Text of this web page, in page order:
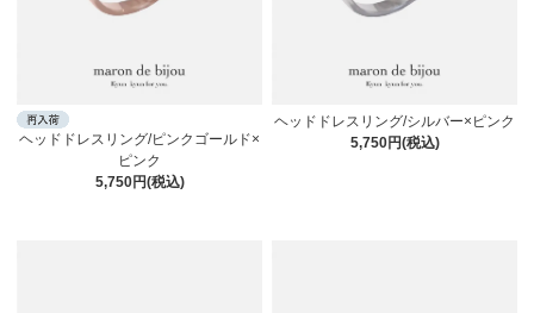
ヘッドドレスリング/ピンクゴールド×
ピンク
5,750円(税込)
ヘッドドレスリング/シルバー×ピンク
5,750円(税込)